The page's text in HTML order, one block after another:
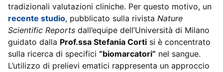
tradizionali valutazioni cliniche. Per questo motivo, un
recente studio, pubblicato sulla rivista Nature
Scientific Reports dall’equipe dell’Università di Milano
guidato dalla Prof.ssa Stefania Corti si è concentrato
sulla ricerca di specifici “biomarcatori” nel sangue.
L’utilizzo di prelievi ematici rappresenta un approccio